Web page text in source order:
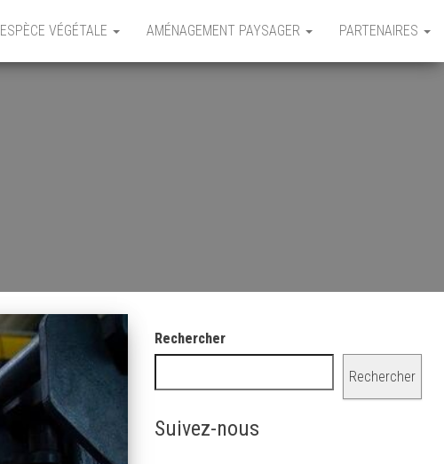
ESPÈCE VÉGÉTALE AMÉNAGEMENT PAYSAGER PARTENAIRES
Rechercher
Rechercher
Suivez-nous